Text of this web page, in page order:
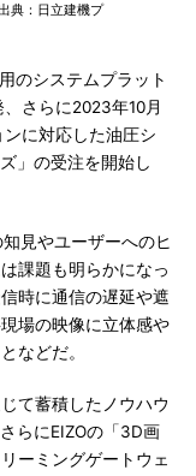
典：日立建機プ
のシステムプラット
さらに2023年10月
に対応した油圧シ
」の受注を開始し
見やユーザーへのヒ
課題も明らかになっ
時に通信の遅延や遮
場の映像に立体感や
などだ。
て蓄積したノウハウ
らにEIZOの「3D画
ーミングゲートウェ